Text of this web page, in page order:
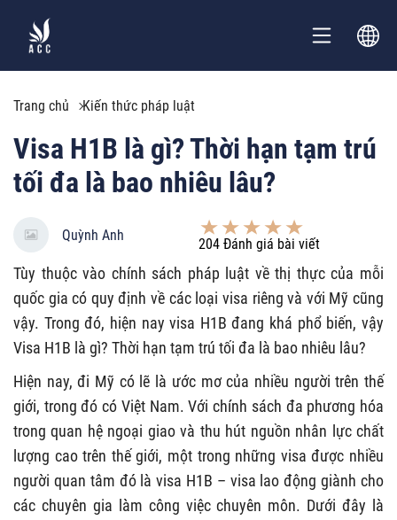
Trang chủ Kiến thức pháp luật
Visa H1B là gì? Thời hạn tạm trú
tối đa là bao nhiêu lâu?
Quỳnh Anh
204 Đánh giá bài viết
Tùy thuộc vào chính sách pháp luật về thị thực của mỗi
quốc gia có quy định về các loại visa riêng và với Mỹ cũng
vậy. Trong đó, hiện nay visa H1B đang khá phổ biến, vậy
Visa H1B là gì? Thời hạn tạm trú tối đa là bao nhiêu lâu?
Hiện nay, đi Mỹ có lẽ là ước mơ của nhiều người trên thế
giới, trong đó có Việt Nam. Với chính sách đa phương hóa
trong quan hệ ngoại giao và thu hút nguồn nhân lực chất
lượng cao trên thế giới, một trong những visa được nhiều
người quan tâm đó là visa H1B – visa lao động giành cho
các chuyên gia làm công việc chuyên môn. Dưới đây là